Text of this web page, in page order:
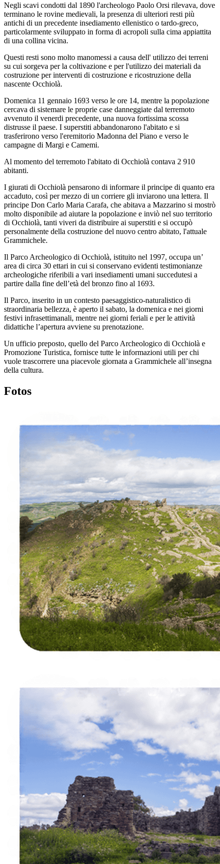
Negli scavi condotti dal 1890 l'archeologo Paolo Orsi rilevava, dove
terminano le rovine medievali, la presenza di ulteriori resti più
antichi di un precedente insediamento ellenistico o tardo-greco,
particolarmente sviluppato in forma di acropoli sulla cima appiattita
di una collina vicina.
Questi resti sono molto manomessi a causa dell' utilizzo dei terreni
su cui sorgeva per la coltivazione e per l'utilizzo dei materiali da
costruzione per interventi di costruzione e ricostruzione della
nascente Occhiolà.
Domenica 11 gennaio 1693 verso le ore 14, mentre la popolazione
cercava di sistemare le proprie case danneggiate dal terremoto
avvenuto il venerdi precedente, una nuova fortissima scossa
distrusse il paese. I superstiti abbandonarono l'abitato e si
trasferirono verso l'eremitorio Madonna del Piano e verso le
campagne di Margi e Camemi.
Al momento del terremoto l'abitato di Occhiolà contava 2 910
abitanti.
I giurati di Occhiolà pensarono di informare il principe di quanto era
accaduto, così per mezzo di un corriere gli inviarono una lettera. Il
principe Don Carlo Maria Carafa, che abitava a Mazzarino si mostrò
molto disponibile ad aiutare la popolazione e inviò nel suo territorio
di Occhiolà, tanti viveri da distribuire ai superstiti e si occupò
personalmente della costruzione del nuovo centro abitato, l'attuale
Grammichele.
Il Parco Archeologico di Occhiolà, istituito nel 1997, occupa un’
area di circa 30 ettari in cui si conservano evidenti testimonianze
archeologiche riferibili a vari insediamenti umani succedutesi a
partire dalla fine dell’età del bronzo fino al 1693.
Il Parco, inserito in un contesto paesaggistico-naturalistico di
straordinaria bellezza, è aperto il sabato, la domenica e nei giorni
festivi infrasettimanali, mentre nei giorni feriali e per le attività
didattiche l’apertura avviene su prenotazione.
Un ufficio preposto, quello del Parco Archeologico di Occhiolà e
Promozione Turistica, fornisce tutte le informazioni utili per chi
vuole trascorrere una piacevole giornata a Grammichele all’insegna
della cultura.
Fotos